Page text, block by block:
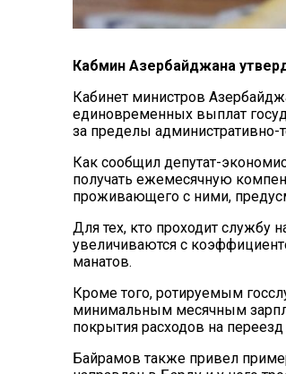
Кабмин Азербайджана
Кабинет министров
единовременных выплат
за пределы
Как сообщил депутат-
получать ежемесячную
проживающего с ними,
Для тех, кто проходит службу
увеличиваются с
манатов.
Кроме того, ротируемым
минимальным месячным
покрытия расходов на
Байрамов также привел